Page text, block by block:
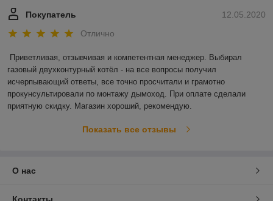
12.05.2020
Покупатель
Отлично
Приветливая, отзывчивая и компетентная менеджер. Выбирал
газовый двухконтурный котёл - на все вопросы получил
исчерпывающий ответы, все точно просчитали и грамотно
прокунсультировали по монтажу дымоход. При оплате сделали
приятную скидку. Магазин хороший, рекомендую.
Показать все отзывы
О нас